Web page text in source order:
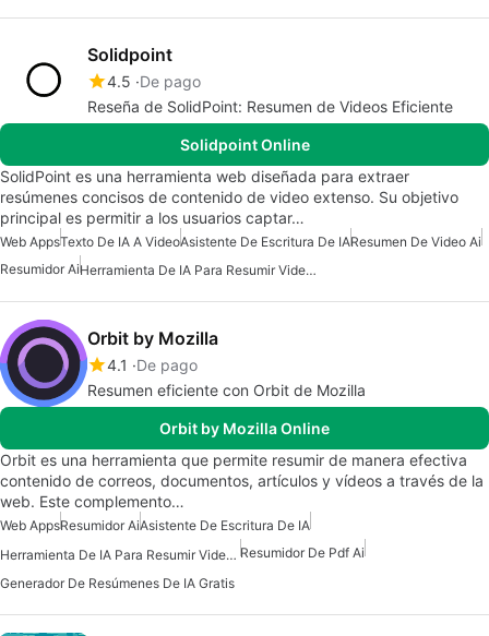
Solidpoint
4.5 De pago
Reseña de SolidPoint: Resumen de Videos Eficiente
Solidpoint Online
SolidPoint es una herramienta web diseñada para extraer
resúmenes concisos de contenido de video extenso. Su objetivo
principal es permitir a los usuarios captar…
Web AppsTexto De IA A VideoAsistente De Escritura De IAResumen De Video Ai
Resumidor Ai
Herramienta De IA Para Resumir Videos De YouTube
Orbit by Mozilla
4.1
De pago
Resumen eficiente con Orbit de Mozilla
Orbit by Mozilla Online
Orbit es una herramienta que permite resumir de manera efectiva
contenido de correos, documentos, artículos y vídeos a través de la
web. Este complemento…
Web AppsResumidor AiAsistente De Escritura De IA
Herramienta De IA Para Resumir Videos De YouTube Resumidor De Pdf Ai
Generador De Resúmenes De IA Gratis